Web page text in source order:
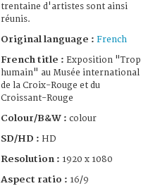
trentaine d'artistes sont ainsi
réunis.
Original language : French
French title : Exposition "Trop
humain" au Musée international
de la Croix-Rouge et du
Croissant-Rouge
Colour/B&W : colour
SD/HD : HD
Resolution : 1920 x 1080
Aspect ratio : 16/9